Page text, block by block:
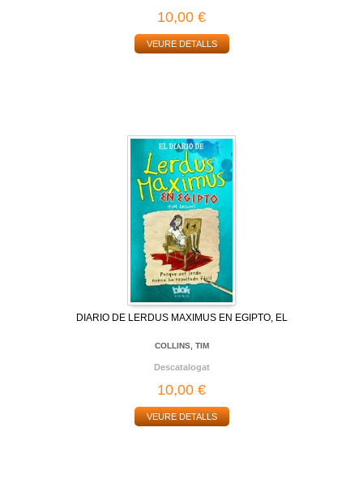
10,00 €
VEURE DETALLS
DIARIO DE LERDUS MAXIMUS EN EGIPTO, EL
COLLINS, TIM
Descatalogat
10,00 €
VEURE DETALLS